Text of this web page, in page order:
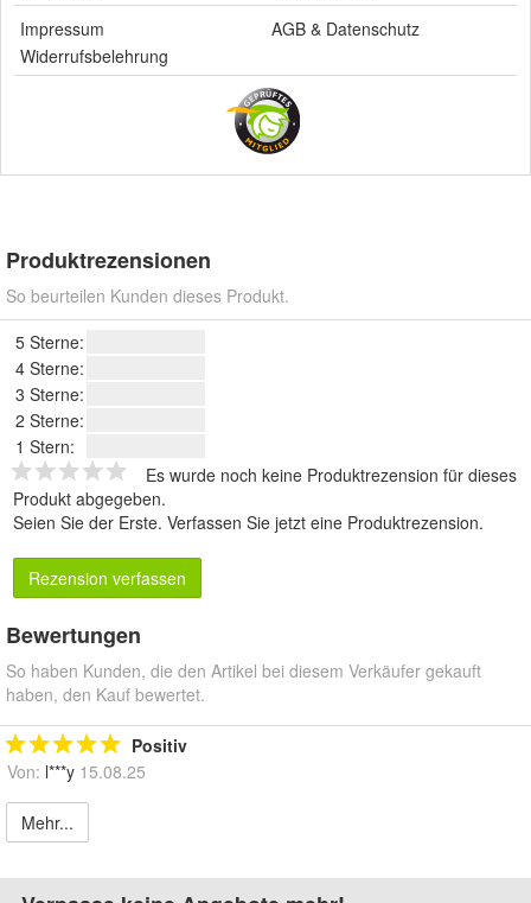
Impressum
AGB & Datenschutz
Widerrufsbelehrung
Produktrezensionen
So beurteilen Kunden dieses Produkt.
5 Sterne:
4 Sterne:
3 Sterne:
2 Sterne:
1 Stern:
Es wurde noch keine Produktrezension für dieses
Produkt abgegeben.
Seien Sie der Erste. Verfassen Sie jetzt eine Produktrezension.
Rezension verfassen
Bewertungen
So haben Kunden, die den Artikel bei diesem Verkäufer gekauft
haben, den Kauf bewertet.
Positiv
Von: l***y 15.08.25
Mehr...